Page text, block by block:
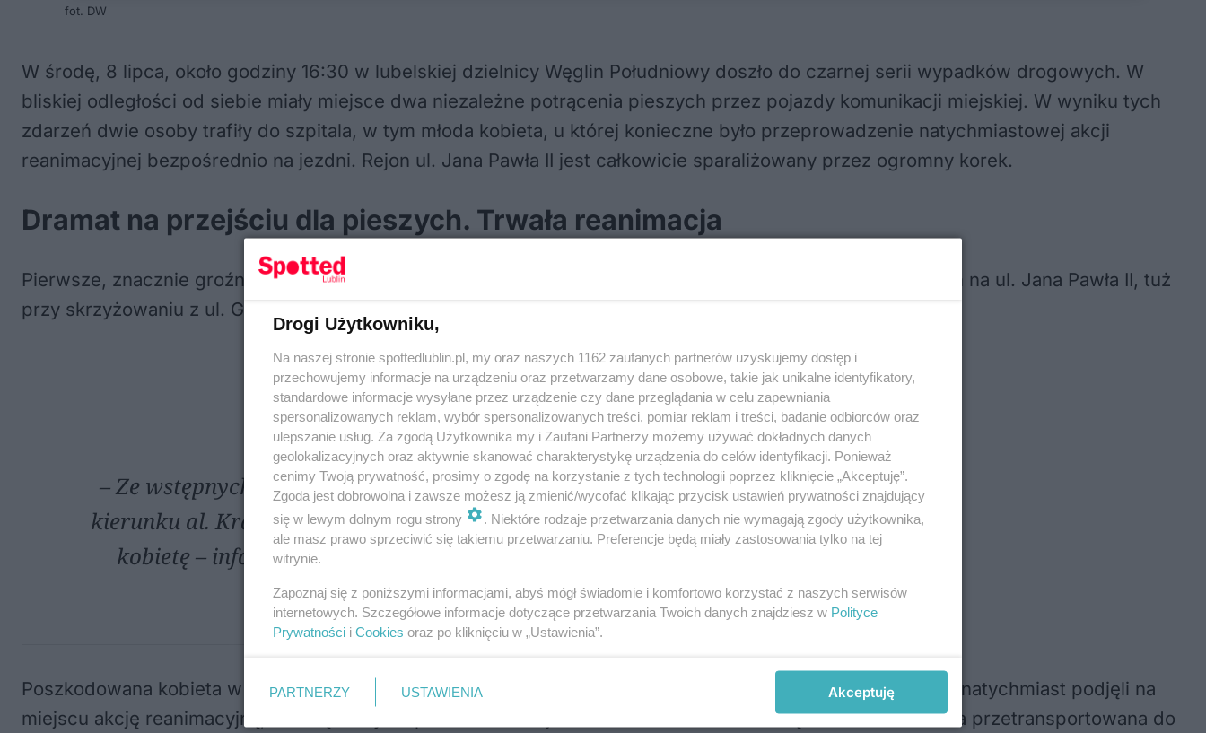
fot. DW
W środę, 8 lipca, około godziny 16:30 w lubelskiej dzielnicy Węglin Południowy doszło do czarnej serii wypadków drogowych. W
bliskiej odległości od siebie miały miejsce dwa niezależne potrącenia pieszych przez pojazdy komunikacji miejskiej. W wyniku tych
zdarzeń dwie osoby trafiły do szpitala, w tym młoda kobieta, u której konieczne było przeprowadzenie natychmiastowej akcji
reanimacyjnej bezpośrednio na jezdni. Rejon ul. Jana Pawła II jest całkowicie sparaliżowany przez ogromny korek.
Dramat na przejściu dla pieszych. Trwała reanimacja
Pierwsze, znacznie groźniejsze w skutkach zdarzenie rozegrało się na oznakowanym przejściu dla pieszych na ul. Jana Pawła II, tuż
przy skrzyżowaniu z ul. Granitową.
– Ze wstępnych ustaleń policjantów wynika, że kierujący trolejbusem, jadąc w
kierunku al. Kraśnickiej, potrącił przechodzącą po przejściu dla pieszych młodą
kobietę – informuje nadkom. Anna Kamola z zespołu prasowego Komendy
Wojewódzkiej Policji w Lublinie.
Poszkodowana kobieta w wyniku uderzenia straciła przytomność. Wezwani na miejsce ratownicy medyczni natychmiast podjęli na
miejscu akcję reanimacyjną, walcząc o życie poszkodowanej. Młoda kobieta w bardzo ciężkim stanie została przetransportowana do
Drogi Użytkowniku,
Na naszej stronie spottedlublin.pl, my oraz naszych 1162 zaufanych partnerów uzyskujemy dostęp i
przechowujemy informacje na urządzeniu oraz przetwarzamy dane osobowe, takie jak unikalne identyfikatory,
standardowe informacje wysyłane przez urządzenie czy dane przeglądania w celu zapewniania
spersonalizowanych reklam, wybór spersonalizowanych treści, pomiar reklam i treści, badanie odbiorców oraz
ulepszanie usług. Za zgodą Użytkownika my i Zaufani Partnerzy możemy używać dokładnych danych
geolokalizacyjnych oraz aktywnie skanować charakterystykę urządzenia do celów identyfikacji. Ponieważ
cenimy Twoją prywatność, prosimy o zgodę na korzystanie z tych technologii poprzez kliknięcie „Akceptuję”.
Zgoda jest dobrowolna i zawsze możesz ją zmienić/wycofać klikając przycisk ustawień prywatności znajdujący
się w lewym dolnym rogu strony
. Niektóre rodzaje przetwarzania danych nie wymagają zgody użytkownika,
ale masz prawo sprzeciwić się takiemu przetwarzaniu. Preferencje będą miały zastosowania tylko na tej
witrynie.
Zapoznaj się z poniższymi informacjami, abyś mógł świadomie i komfortowo korzystać z naszych serwisów
internetowych. Szczegółowe informacje dotyczące przetwarzania Twoich danych znajdziesz w Polityce
Prywatności i Cookies oraz po kliknięciu w „Ustawienia”.
PARTNERZY USTAWIENIA Akceptuję